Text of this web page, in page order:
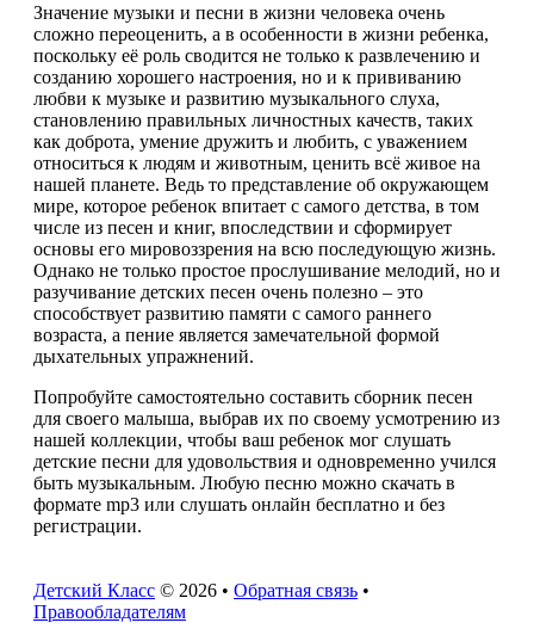
Значение музыки и песни в жизни человека очень
сложно переоценить, а в особенности в жизни ребенка,
поскольку её роль сводится не только к развлечению и
созданию хорошего настроения, но и к прививанию
любви к музыке и развитию музыкального слуха,
становлению правильных личностных качеств, таких
как доброта, умение дружить и любить, с уважением
относиться к людям и животным, ценить всё живое на
нашей планете. Ведь то представление об окружающем
мире, которое ребенок впитает с самого детства, в том
числе из песен и книг, впоследствии и сформирует
основы его мировоззрения на всю последующую жизнь.
Однако не только простое прослушивание мелодий, но и
разучивание детских песен очень полезно – это
способствует развитию памяти с самого раннего
возраста, а пение является замечательной формой
дыхательных упражнений.
Попробуйте самостоятельно составить сборник песен
для своего малыша, выбрав их по своему усмотрению из
нашей коллекции, чтобы ваш ребенок мог слушать
детские песни для удовольствия и одновременно учился
быть музыкальным. Любую песню можно скачать в
формате mp3 или слушать онлайн бесплатно и без
регистрации.
Детский Класс © 2026 • Обратная связь •
Правообладателям